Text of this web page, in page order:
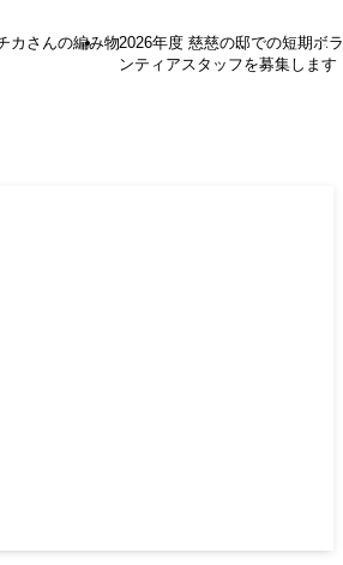
カさんの編み物2026年度 慈慈の邸での短期ボ
ンティアスタッフを募集します